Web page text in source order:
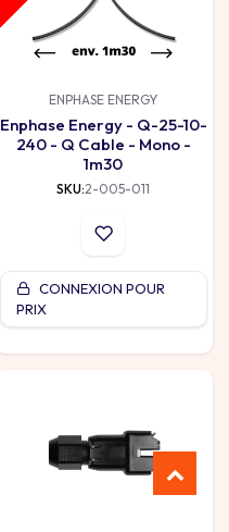
ENPHASE ENERGY
Enphase Energy - Q-25-10-
240 - Q Cable - Mono -
1m30
SKU:2-005-011
CONNEXION POUR
PRIX